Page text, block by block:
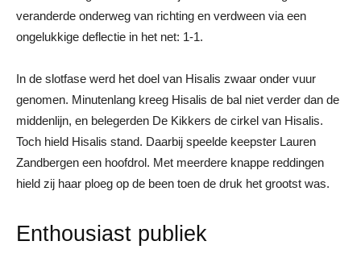
veranderde onderweg van richting en verdween via een
ongelukkige deflectie in het net: 1-1.
In de slotfase werd het doel van Hisalis zwaar onder vuur
genomen. Minutenlang kreeg Hisalis de bal niet verder dan de
middenlijn, en belegerden De Kikkers de cirkel van Hisalis.
Toch hield Hisalis stand. Daarbij speelde keepster Lauren
Zandbergen een hoofdrol. Met meerdere knappe reddingen
hield zij haar ploeg op de been toen de druk het grootst was.
Enthousiast publiek